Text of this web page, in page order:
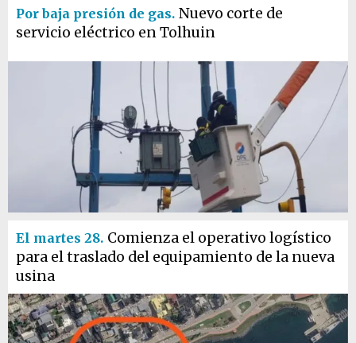
Por baja presión de gas. Nuevo corte de
servicio eléctrico en Tolhuin
El martes 28. Comienza el operativo logístico
para el traslado del equipamiento de la nueva
usina